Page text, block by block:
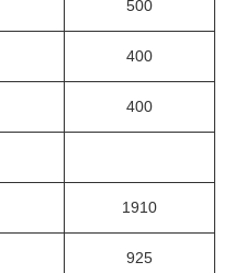
500
400
400
1910
925